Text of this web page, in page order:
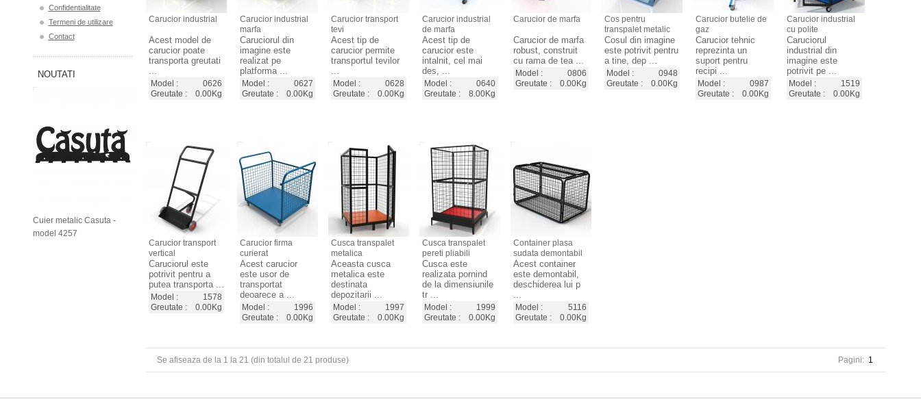
Carucior industrial
Acest model de
carucior poate
transporta greutati
...
Model :
0626
Greutate :
0.00Kg
Carucior industrial
marfa
Caruciorul din
imagine este
realizat pe
platforma ...
Model :
0627
Greutate :
0.00Kg
Carucior transport
tevi
Acest tip de
carucior permite
transportul tevilor
...
Model :
0628
Greutate :
0.00Kg
Carucior industrial
de marfa
Acest tip de
carucior este
intalnit, cel mai
des, ...
Model :
0640
Greutate :
8.00Kg
Carucior de marfa
Carucior de marfa
robust, construit
cu rama de tea ...
Model :
0806
Greutate :
0.00Kg
Cos pentru
transpalet metalic
Cosul din imagine
este potrivit pentru
a tine, dep ...
Model :
0948
Greutate :
0.00Kg
Carucior butelie de
gaz
Carucior tehnic
reprezinta un
suport pentru
recipi ...
Model :
0987
Greutate :
0.00Kg
Carucior industrial
cu polite
Caruciorul
industrial din
imagine este
potrivit pe ...
Model :
1519
Greutate :
0.00Kg
Carucior transport
vertical
Caruciorul este
potrivit pentru a
putea transporta ...
Model :
1578
Greutate :
0.00Kg
Carucior firma
curierat
Acest carucior
este usor de
transportat
deoarece a ...
Model :
1996
Greutate :
0.00Kg
Cusca transpalet
metalica
Aceasta cusca
metalica este
destinata
depozitarii ...
Model :
1997
Greutate :
0.00Kg
Cusca transpalet
pereti pliabili
Cusca este
realizata pornind
de la dimensiunile
tr ...
Model :
1999
Greutate :
0.00Kg
Container plasa
sudata demontabil
Acest container
este demontabil,
deschiderea lui p
...
Model :
5116
Greutate :
0.00Kg
Se afiseaza de la 1 la 21 (din totalul de 21 produse) Pagini: 1
Confidentialitate
Termeni de utilizare
Contact
NOUTATI
Cuier metalic Casuta -
model 4257